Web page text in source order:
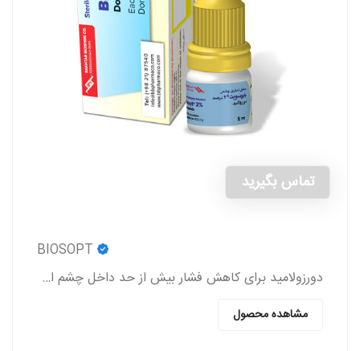
تماس بگیرید
دورزولامید برای کاهش فشار بیش از حد داخل چشم استفاده می شود.
مشاهده محصول